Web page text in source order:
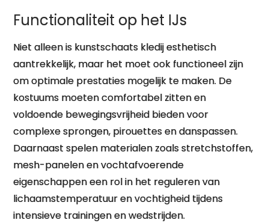
Functionaliteit op het IJs
Niet alleen is kunstschaats kledij esthetisch
aantrekkelijk, maar het moet ook functioneel zijn
om optimale prestaties mogelijk te maken. De
kostuums moeten comfortabel zitten en
voldoende bewegingsvrijheid bieden voor
complexe sprongen, pirouettes en danspassen.
Daarnaast spelen materialen zoals stretchstoffen,
mesh-panelen en vochtafvoerende
eigenschappen een rol in het reguleren van
lichaamstemperatuur en vochtigheid tijdens
intensieve trainingen en wedstrijden.